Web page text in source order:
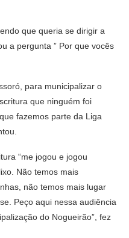
que queria se dirigir a
a pergunta ” Por que vocês
para municipalizar o
que ninguém foi
fazemos parte da Liga
“me jogou e jogou
Não temos mais
não temos mais lugar
Peço aqui nessa audiência
do Nogueirão”, fez